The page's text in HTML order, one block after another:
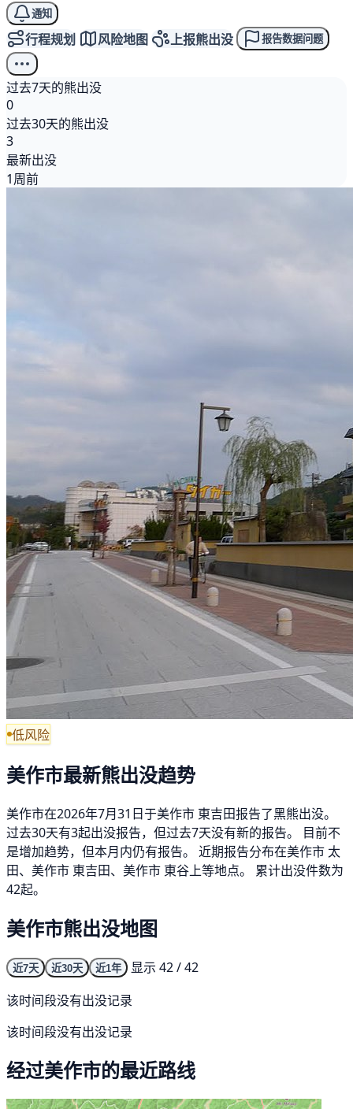
通知
行程规划 风险地图 上报熊出没 报告数据问题
过去7天的熊出没
0
过去30天的熊出没
3
最新出没
1周前
低风险
美作市最新熊出没趋势
美作市在2026年7月31日于美作市 東吉田报告了黑熊出没。
过去30天有3起出没报告，但过去7天没有新的报告。 目前不
是增加趋势，但本月内仍有报告。 近期报告分布在美作市 太
田、美作市 東吉田、美作市 東谷上等地点。 累计出没件数为
42起。
美作市熊出没地图
近7天 近30天 近1年
显示 42 / 42
该时间段没有出没记录
该时间段没有出没记录
经过美作市的最近路线